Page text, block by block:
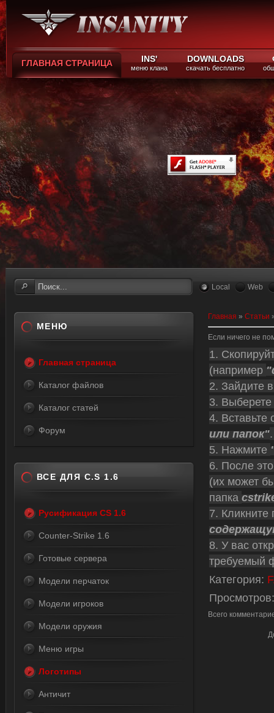
ГЛАВНАЯ СТРАНИЦА INS'
меню клана
DOWNLOADS
скачать бесплатно
Local Web
Главная » Статьи
Если ничего не
1.
(например
2. Зайдите
3.
4.
или папок"
5. Нажмите
6. После
(их может
папка
7.
8. У вас
требуемый
Категория:
Просмотров
Всего
МЕНЮ
Главная страница
Каталог файлов
Каталог статей
Форум
ВСЕ ДЛЯ C.S 1.6
Русификация CS 1.6
Counter-Strike 1.6
Готовые сервера
Модели перчаток
Модели игроков
Модели оружия
Меню игры
Логотипы
Античит